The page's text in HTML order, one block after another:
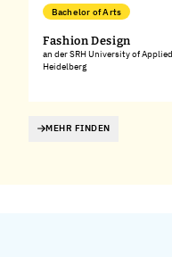
Bachelor of Arts
Fashion Design
an der SRH University of
Heidelberg
MEHR FINDEN